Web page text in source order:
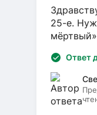
25-е.
Ответ